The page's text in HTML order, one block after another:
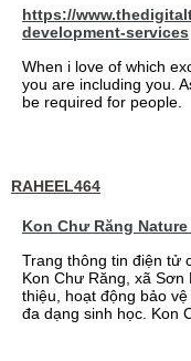
https://
development-services
When i love of which
you are including you.
be required for people.
RAHEEL464
Kon Chư Răng Nature
Trang thông tin điện tử
Kon Chư Răng, xã
thiệu, hoạt động bảo
đa dạng sinh học. Kon